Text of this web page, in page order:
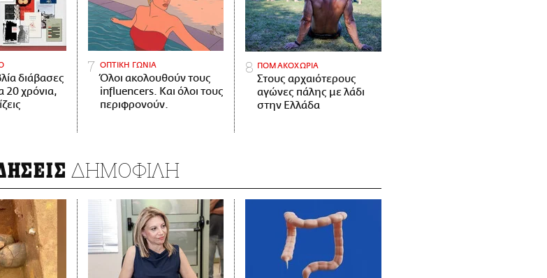
διάβασες
20 χρόνια,
ΟΠΤΙΚΗ ΓΩΝΙΑ
Όλοι ακολουθούν τους
influencers. Και όλοι τους
περιφρονούν.
ΠΟΜΑΚΟΧΩΡΙΑ
Στους αρχαιότερους
αγώνες πάλης με λάδι
στην Ελλάδα
ΔΗΜΟΦΙΛΗ